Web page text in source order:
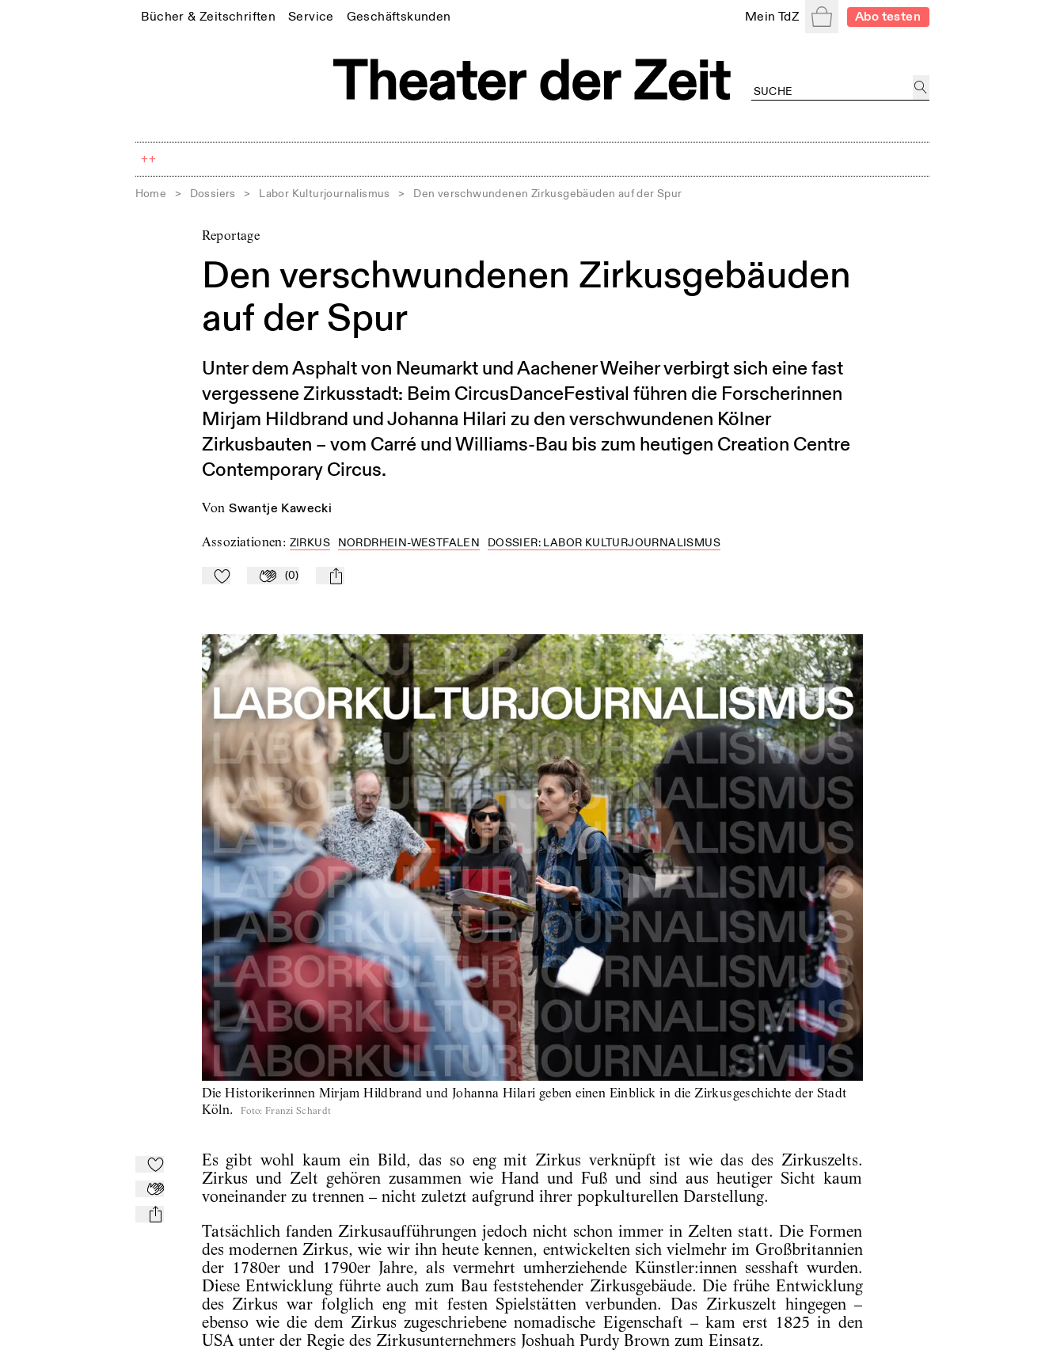
Bücher & Zeitschriften Service Geschäftskunden Mein TdZ WarenkorbAbo testen
++
Home > Dossiers > Labor Kulturjournalismus > Den verschwundenen Zirkusgebäuden auf der Spur
Reportage
Den verschwundenen Zirkusgebäuden
auf der Spur
Unter dem Asphalt von Neumarkt und Aachener Weiher verbirgt sich eine fast
vergessene Zirkusstadt: Beim CircusDanceFestival führen die Forscherinnen
Mirjam Hildbrand und Johanna Hilari zu den verschwundenen Kölner
Zirkusbauten – vom Carré und Williams-Bau bis zum heutigen Creation Centre
Contemporary Circus.
von Swantje Kawecki
Assoziationen: ZIRKUS NORDRHEIN-WESTFALEN DOSSIER: LABOR KULTURJOURNALISMUS
Zu Mein-TdZ hinzufügen
Applaudieren
(0) mail
Die Historikerinnen Mirjam Hildbrand und Johanna Hilari geben einen Einblick in die Zirkusgeschichte der Stadt
Köln.
Foto: Franzi Schardt
Zu Mein-TdZ hinzufügen
Applaudieren
mail
Es gibt wohl kaum ein Bild, das so eng mit Zirkus verknüpft ist wie das des Zirkuszelts.
Zirkus und Zelt gehören zusammen wie Hand und Fuß und sind aus heutiger Sicht kaum
voneinander zu trennen – nicht zuletzt aufgrund ihrer popkulturellen Darstellung.
Tatsächlich fanden Zirkusaufführungen jedoch nicht schon immer in Zelten statt. Die Formen
des modernen Zirkus, wie wir ihn heute kennen, entwickelten sich vielmehr im Großbritannien
der 1780er und 1790er Jahre, als vermehrt umherziehende Künstler:innen sesshaft wurden.
Diese Entwicklung führte auch zum Bau feststehender Zirkusgebäude. Die frühe Entwicklung
des Zirkus war folglich eng mit festen Spielstätten verbunden. Das Zirkuszelt hingegen –
ebenso wie die dem Zirkus zugeschriebene nomadische Eigenschaft – kam erst 1825 in den
USA unter der Regie des Zirkusunternehmers Joshuah Purdy Brown zum Einsatz.